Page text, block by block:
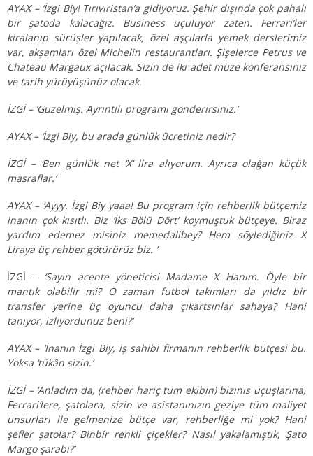
AYAX – ‘İzgi Biy! Tırıvıristan’a gidiyoruz. Şehir dışında çok pahalı
bir şatoda kalacağız. Business uçuluyor zaten. Ferrari’ler
kiralanıp sürüşler yapılacak, özel aşçılarla yemek derslerimiz
var, akşamları özel Michelin restaurantları. Şişelerce Petrus ve
Chateau Margaux açılacak. Sizin de iki adet müze konferansınız
ve tarih yürüyüşünüz olacak.
İZGİ – ‘Güzelmiş. Ayrıntılı programı gönderirsiniz.’
AYAX – ‘İzgi Biy, bu arada günlük ücretiniz nedir?
İZGİ – ‘Ben günlük net ‘X’ lira alıyorum. Ayrıca olağan küçük
masraflar.’
AYAX – ‘Ayyy. İzgi Biy yaaa! Bu program için rehberlik bütçemiz
inanın çok kısıtlı. Biz ‘İks Bölü Dört’ koymuştuk bütçeye. Biraz
yardım edemez misiniz memedalibey? Hem söylediğiniz X
Liraya üç rehber götürürüz biz. ’
İZGİ – ‘Sayın acente yöneticisi Madame X Hanım. Öyle bir
mantık olabilir mi? O zaman futbol takımları da yıldız bir
transfer yerine üç oyuncu daha çıkartsınlar sahaya? Hani
tanıyor, izliyordunuz beni?’
AYAX – ‘İnanın İzgi Biy, iş sahibi firmanın rehberlik bütçesi bu.
Yoksa ‘tükân sizin.’
İZGİ – ‘Anladım da, (rehber hariç tüm ekibin) bizınıs uçuşlarına,
Ferrari’lere, şatolara, sizin ve asistanınızın geziye tüm maliyet
unsurları ile gelmenize bütçe var, rehberliğe mi yok? Hani
şefler şatolar? Binbir renkli çiçekler? Nasıl yakalamıştık, Şato
Margo şarabı?’